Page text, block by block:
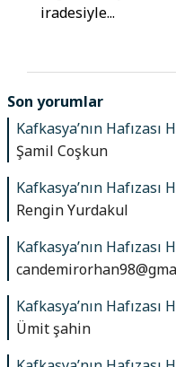
iradesiyle...
Son yorumlar
Kafkasya’nın Hafızası
Şamil Coşkun
Kafkasya’nın Hafızası
Rengin Yurdakul
Kafkasya’nın Hafızası
Kafkasya’nın Hafızası
Ümit şahin